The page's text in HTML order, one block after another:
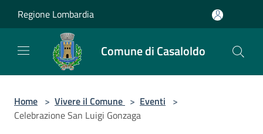
Regione Lombardia
Comune di Casaloldo
Home > Vivere il Comune > Eventi >
Celebrazione San Luigi Gonzaga